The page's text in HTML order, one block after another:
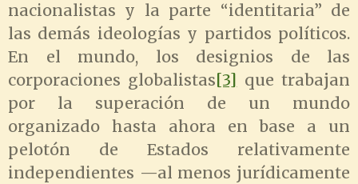
nacionalistas y la parte “identitaria” de
las demás ideologías y partidos políticos.
En el mundo, los designios de las
corporaciones globalistas[3] que trabajan
por la superación de un mundo
organizado hasta ahora en base a un
pelotón de Estados relativamente
independientes —al menos jurídicamente